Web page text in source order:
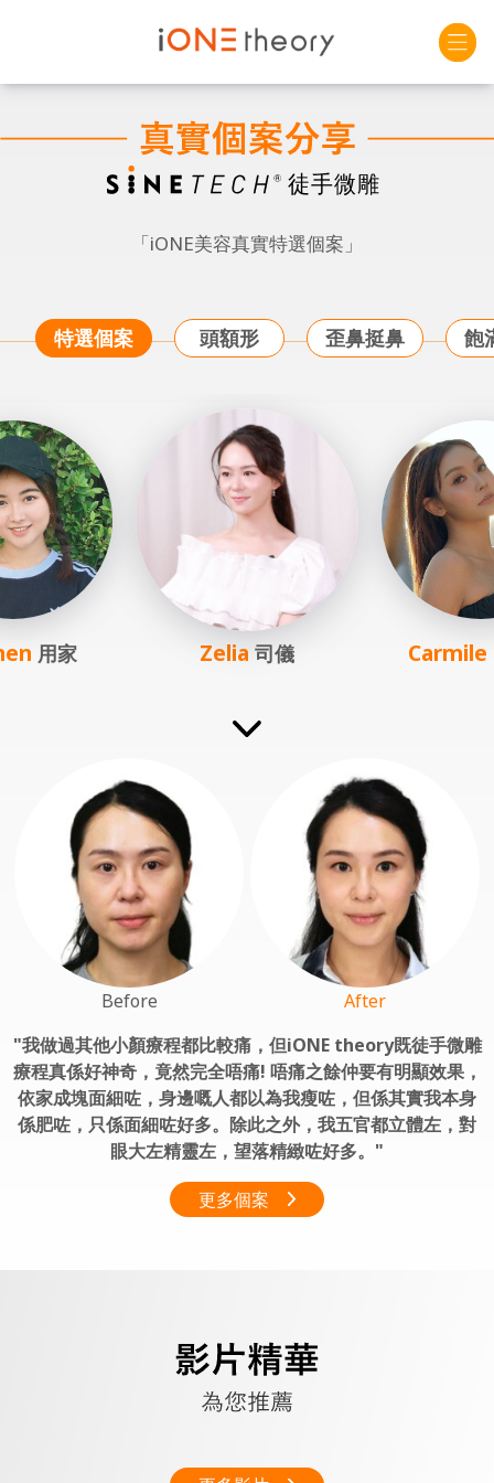
「iONE美容真實特選個案」
特選個案 頭額形 歪鼻挺鼻 飽
用家 Zelia 司儀 Carmile
Before
After
我做過其他小顏療程都比較痛，但iONE theory既徒手微雕
療程真係好神奇，竟然完全唔痛! 唔痛之餘仲要有明顯效果，
依家成塊面細咗，身邊嘅人都以為我瘦咗，但係其實我本身
係肥咗，只係面細咗好多。除此之外，我五官都立體左，對
眼大左精靈左，望落精緻咗好多。
更多個案